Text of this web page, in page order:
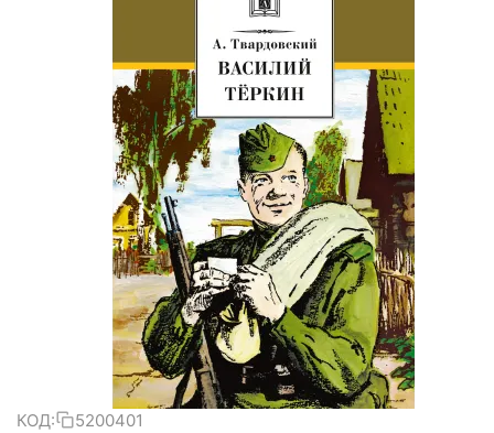
КОД: 5200401